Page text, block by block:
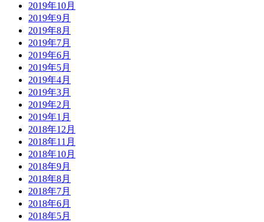
2019年10月
2019年9月
2019年8月
2019年7月
2019年6月
2019年5月
2019年4月
2019年3月
2019年2月
2019年1月
2018年12月
2018年11月
2018年10月
2018年9月
2018年8月
2018年7月
2018年6月
2018年5月